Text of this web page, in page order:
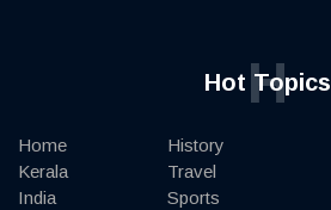
Hot Topics
H
Home
Kerala
India
History
Travel
Sports